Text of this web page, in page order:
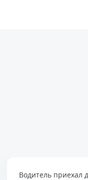
Водитель приехал